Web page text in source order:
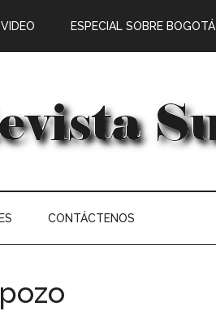
VIDEO ESPECIAL SOBRE BOGOTÁ
CONTÁCTENOS